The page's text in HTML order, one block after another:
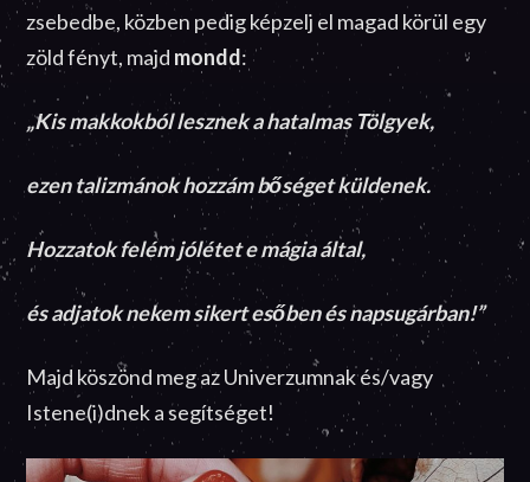
zsebedbe, közben pedig képzelj el magad körül egy
zöld fényt, majd mondd:
„Kis makkokból lesznek a hatalmas Tölgyek,
ezen talizmánok hozzám bőséget küldenek.
Hozzatok felém jólétet e mágia által,
és adjatok nekem sikert esőben és napsugárban!”
Majd köszönd meg az Univerzumnak és/vagy
Istene(i)dnek a segítséget!